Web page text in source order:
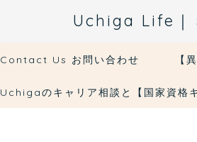
Uchiga Life｜
Contact Us お問い合わせ 【
Uchigaのキャリア相談と【国家資格